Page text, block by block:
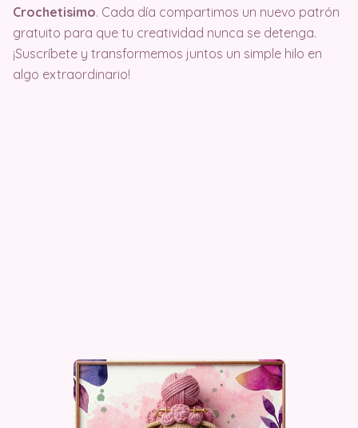
Crochetisimo. Cada día compartimos un nuevo patrón
gratuito para que tu creatividad nunca se detenga.
¡Suscríbete y transformemos juntos un simple hilo en
algo extraordinario!